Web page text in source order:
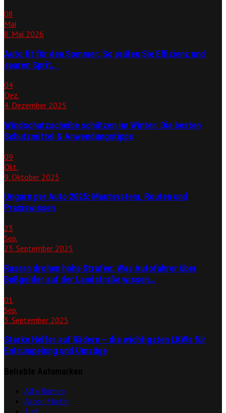
08
Mai
8. Mai 2026
Auto fit für den Sommer: So prüfen Sie Effizienz und
sparen Sprit...
04
Dez.
4. Dezember 2025
Windschutzscheibe schützen im Winter: Die besten
Schutzmittel & Anwendungstipps
09
Okt.
9. Oktober 2025
Ungarn per Auto 2025: Mautsystem, Routen und
Praxiswissen
23
Sep.
23. September 2025
Rasern drohen hohe Strafen: Was Autofahrer über
Bußgelder auf der Landstraße wissen...
01
Sep.
3. September 2025
Starke Helfer auf Rädern – die wichtigsten LKWs für
Entrümpelung und Umzüge
Alfa Romeo
Aston Martin
Audi